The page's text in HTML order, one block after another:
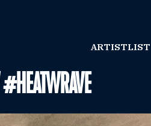
ARTISTLIST